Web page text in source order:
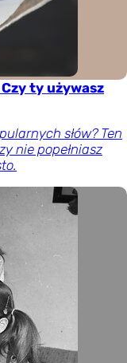
ty używasz
słów? Ten
nie popełniasz